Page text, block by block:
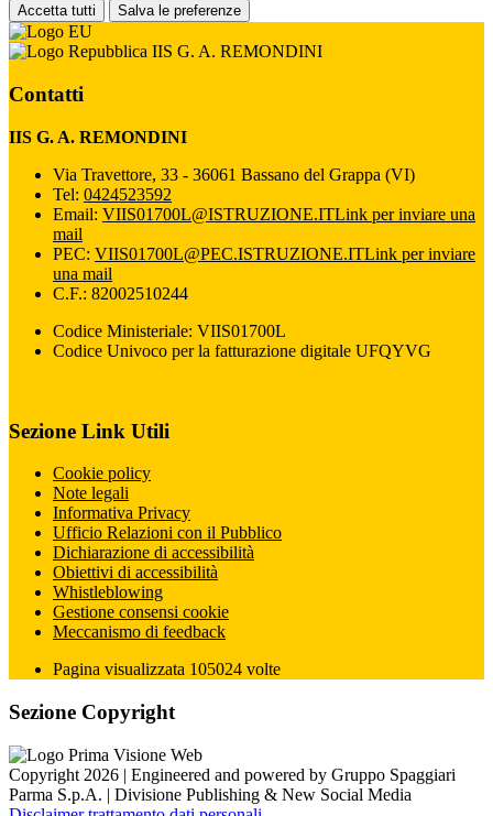
Accetta tutti Salva le preferenze
IIS G. A. REMONDINI
Contatti
IIS G. A. REMONDINI
Via Travettore, 33 - 36061 Bassano del Grappa (VI)
Tel: 0424523592
Email: VIIS01700L@ISTRUZIONE.ITLink per inviare una
mail
PEC: VIIS01700L@PEC.ISTRUZIONE.ITLink per inviare
una mail
C.F.: 82002510244
Codice Ministeriale: VIIS01700L
Codice Univoco per la fatturazione digitale UFQYVG
Sezione Link Utili
Cookie policy
Note legali
Informativa Privacy
Ufficio Relazioni con il Pubblico
Dichiarazione di accessibilità
Obiettivi di accessibilità
Whistleblowing
Gestione consensi cookie
Meccanismo di feedback
Pagina visualizzata 105024 volte
Sezione Copyright
Copyright 2026 | Engineered and powered by Gruppo Spaggiari
Parma S.p.A. | Divisione Publishing & New Social Media